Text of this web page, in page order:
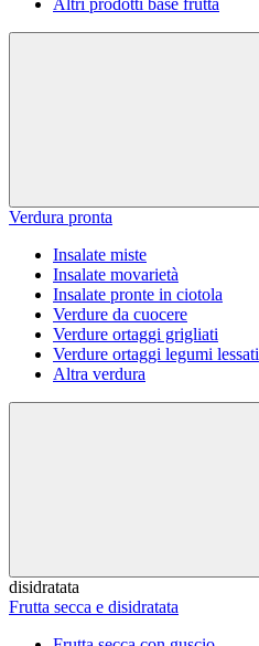
Altri prodotti base frutta
Verdura pronta
Insalate miste
Insalate movarietà
Insalate pronte in ciotola
Verdure da cuocere
Verdure ortaggi grigliati
Verdure ortaggi legumi lessati
Altra verdura
disidratata
Frutta secca e disidratata